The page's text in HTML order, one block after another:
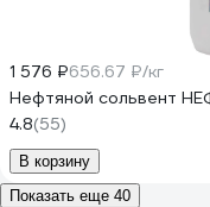
1 576 ₽656.67 ₽/кг
Нефтяной сольвент
4.8(55)
В корзину
Показать еще 40